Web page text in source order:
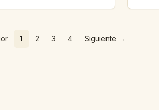
1 2 3 4 Siguiente →